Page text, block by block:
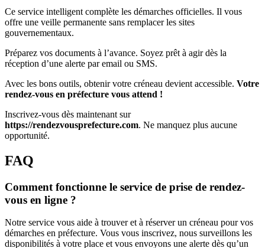
Ce service intelligent complète les démarches officielles. Il vous
offre une veille permanente sans remplacer les sites
gouvernementaux.
Préparez vos documents à l’avance. Soyez prêt à agir dès la
réception d’une alerte par email ou SMS.
Avec les bons outils, obtenir votre créneau devient accessible. Votre
rendez-vous en préfecture vous attend !
Inscrivez-vous dès maintenant sur
https://rendezvousprefecture.com. Ne manquez plus aucune
opportunité.
FAQ
Comment fonctionne le service de prise de rendez-
vous en ligne ?
Notre service vous aide à trouver et à réserver un créneau pour vos
démarches en préfecture. Vous vous inscrivez, nous surveillons les
disponibilités à votre place et vous envoyons une alerte dès qu’un